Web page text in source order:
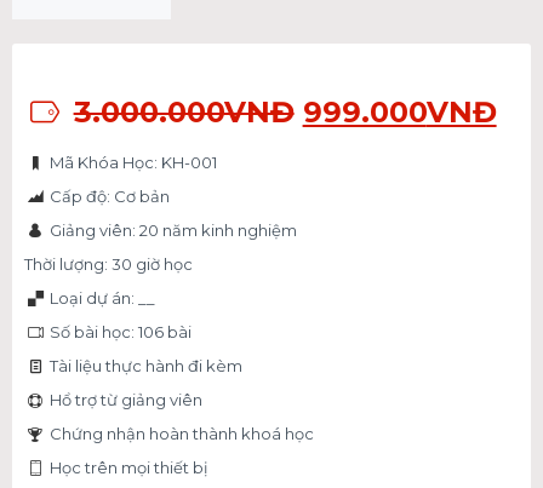
3.000.000VNĐ 999.000VNĐ
Mã Khóa Học: KH-001
Cấp độ: Cơ bản
Giảng viên: 20 năm kinh nghiệm
Thời lượng: 30 giờ học
Loại dự án: __
Số bài học: 106 bài
Tài liệu thực hành đi kèm
Hổ trợ từ giảng viên
Chứng nhận hoàn thành khoá học
Học trên mọi thiết bị